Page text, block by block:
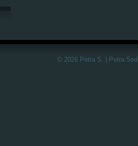
© 2026 Petra S. | Petra